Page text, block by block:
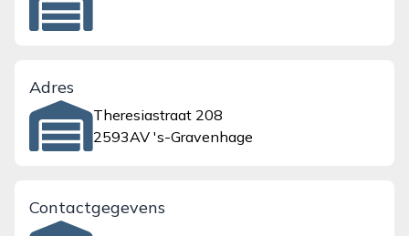
Adres
Theresiastraat 208
2593AV 's-Gravenhage
Contactgegevens